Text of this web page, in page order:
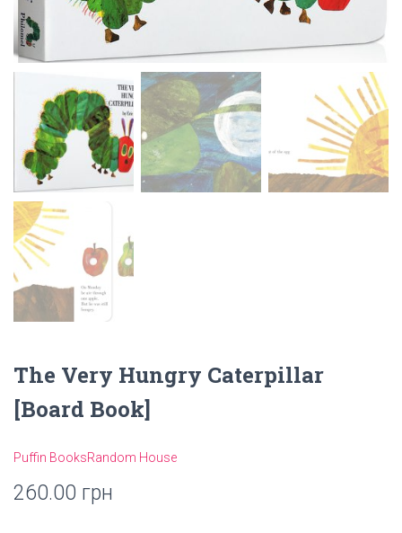
The Very Hungry Caterpillar
[Board Book]
Puffin BooksRandom House
260.00 грн